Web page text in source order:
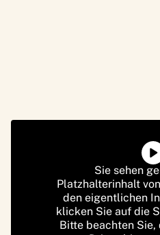
Sie sehen
Platzhalterinhalt von
den eigentlichen
klicken Sie auf die
Bitte beachten Sie,